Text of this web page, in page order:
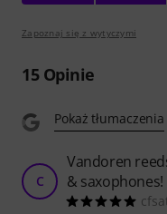
Zapoznaj się z wytyczymi
15Opinie
Pokaż tłumaczenia
C
Vandoren
& saxophones!